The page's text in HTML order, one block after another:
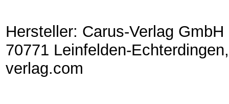
Hersteller: Carus-Verlag
70771 Leinfelden-
verlag.com